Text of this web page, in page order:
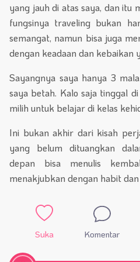
yang jauh di atas saya, dan itu
fungsinya traveling bukan
semangat, namun bisa juga
dengan keadaan dan kebaikan
Sayangnya saya hanya 3
saya betah. Kalo saja tinggal
milih untuk belajar di kelas
Ini bukan akhir dari kisah
yang belum dituangkan
depan bisa menulis
menakjubkan dengan habit
Suka Komentar